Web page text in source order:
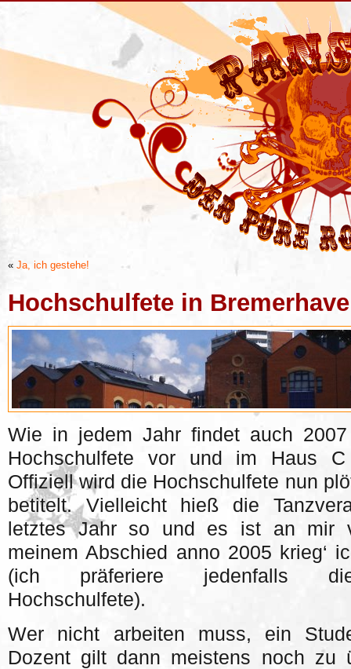
« Ja, ich gestehe!
Hochschulfete in
Wie in jedem Jahr findet auch
Hochschulfete vor und im Haus
Offiziell wird die Hochschulfete nun
betitelt. Vielleicht hieß die
letztes Jahr so und es ist an mir
meinem Abschied anno 2005 krieg‘
(ich präferiere jedenfalls die
Hochschulfete).
Wer nicht arbeiten muss, ein
Dozent gilt dann meistens noch zu